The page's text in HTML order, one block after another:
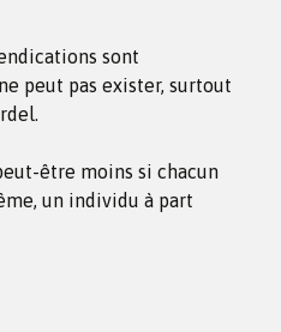
sont
peut pas exister, surtout
être moins si chacun
un individu à part